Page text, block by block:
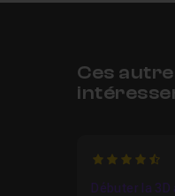
Ces
4.8
Débuter la